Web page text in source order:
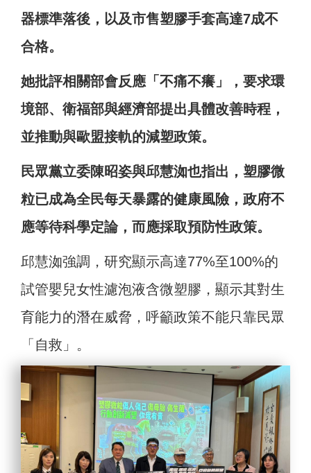
器標準落後，以及市售塑膠手套高達7成不
合格。
她批評相關部會反應「不痛不癢」，要求環
境部、衛福部與經濟部提出具體改善時程，
並推動與歐盟接軌的減塑政策。
民眾黨立委陳昭姿與邱慧洳也指出，塑膠微
粒已成為全民每天暴露的健康風險，政府不
應等待科學定論，而應採取預防性政策。
邱慧洳強調，研究顯示高達77%至100%的
試管嬰兒女性濾泡液含微塑膠，顯示其對生
育能力的潛在威脅，呼籲政策不能只靠民眾
「自救」。